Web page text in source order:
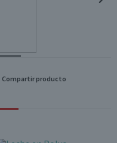
Compartir producto